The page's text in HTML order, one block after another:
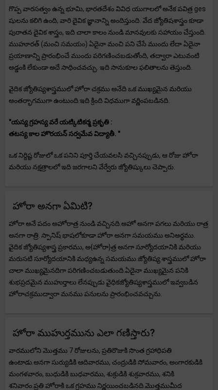
గొప్ప వారసత్వం ఉన్న భూమి, భారతదేశం వివిధ యుగాలలో అనేక పవిత్ర ges
షులను కలిగి ఉంది, వారి దైవిక జ్ఞానాన్ని అందిస్తుంది. వేద జ్యోతిషశాస్త్రం కూడా
పురాతన దైవిక శాస్త్రం, ఇది చాలా కాలం నుండి మానవులకు సహాయం చేస్తుంది.
ముహూరత్ (మంచి సమయం) ఏదైనా మంచి పని చేసే ముందు లేదా ఏదైనా
ప్రయాణాన్ని ప్రారంభించే ముందు పరిగణించబడుతోంది, తద్వారా ఎటువంటి
అడ్డంకి లేకుండా అదే సాధించవచ్చు. ఇది సానుకూల ఫలితాలను తెస్తుంది.
వైదిక జ్యోతిష్యశాస్త్రములో హోరా చక్రము అనేది ఒక ముఖ్యమైన మరియు
అంతర్భాగముగా ఉంటుంది.ఇది క్రింది విధముగా వర్ణింపబడినది.
"యస్య గ్రహస్య వరే యట్కిటికర్మ ప్రకృతి :
తటస్య కాల హొరయన్ సర్వమేవ విద్యాతీ. "
ఒక నిర్దిష్ట రోజులో ఒక పనిని పూర్తి చేయవలసి వచ్చినప్పుడు, ఆ రోజు హోరా
మరియు నక్షత్రాలలో ఇది జరగాలని వేర్వేరు జ్యోతిష్కులు చెప్పారు.
హోరా అనగా ఏమిటి?
హోరా అనే పదం అహోరాత్ర నుండి వచ్చినది.అహో అనగా పగలు మరియు రాత్ర
అనగా రాత్రి. స్పానిష్ భాషలోకూడా హోరా అనగా సమయము అనిఅర్ధము.
వైదిక జ్యోతిష్యశాస్త్ర ప్రకారము, అ{హోరా}త్ర అనగా సూర్యోదయానికి మరియు
మరుసటి సూర్యోదయానికి మధ్యఉన్న సమయము.జ్యోతిష్య శాస్త్రములో హోరా
చాలా ముఖ్యమైనదిగా పరిగణించబడుతుంది.ఏదైనా ముఖ్యమైన పనికి
శుభప్రదమైన ముహుర్తాలు లేనప్పుడు వైధికజ్యోతిష్యశాస్త్రములో ఇవ్వబడిన
హోరాచక్రముద్వారా మనము పనులను ప్రారంభించవచ్చును.
హోరా ముహుర్తమును ఎలా గణిస్తారు?
వారములోని మొత్తము 7 రోజులను, ప్రతిరొజుకి సొంత గ్రహాధిపతి
ఉంటాడు.అనగా సుర్యుడికి ఆదివారము, చంద్రుడికి సోమవారం, అంగారకుడికి
మంగళవారం, బుధుడికి బుధవారము, శుక్రుడికి శుక్రవారము, శనికి
శనివారం.ప్రతి హోరాకి ఒక గ్రహము నిర్ణయించబడినది.మొత్తముమీద